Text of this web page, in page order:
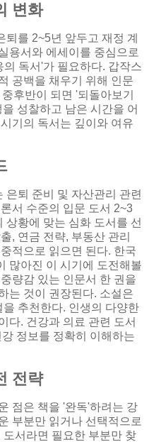
변화
를 2~5년 앞두고 재정 계
용서와 에세이를 중심으로
독서'가 필요하다. 갑작스
공백을 채우기 위해 인문
후반이 되면 '되돌아보기
성찰하고 남은 시간을 어
기의 독서는 깊이와 여유
은퇴 준비 및 자산관리 관련
서 수준의 입문 도서 2~3
상황에 맞는 심화 도서를 선
, 연금 전략, 부동산 관리
적으로 읽으면 된다. 한국
많아진 이 시기에 도전해볼
량감 있는 인문서 한 권을
는 것이 권장된다. 소설은
추천한다. 인생의 다양한
다. 건강과 의료 관련 도서
정보를 정확히 이해하는
전략
점은 책을 '완독'하려는 강
부분만 읽거나 선택적으로
서라면 필요한 부분만 찾